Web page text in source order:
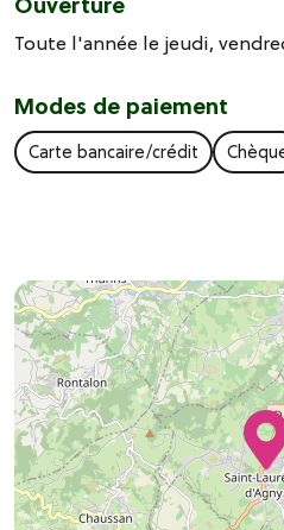
Toute l'année le jeudi,
Modes de paiement
Carte bancaire/crédit